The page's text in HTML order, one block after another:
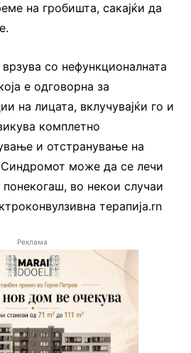
на гробишта, сакајќи да
со нефункционалната
е одговорна за
на лицата, вклучувајќи го и
комплетно
и отстранување на
Синдромот може да се лечи
во некои случаи
терапија.rn
Реклама